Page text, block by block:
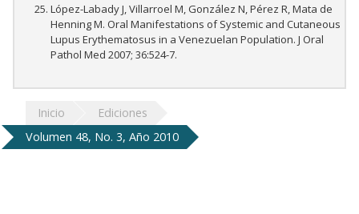
López-Labady J, Villarroel M, González N, Pérez R, Mata de
Henning M. Oral Manifestations of Systemic and Cutaneous
Lupus Erythematosus in a Venezuelan Population. J Oral
Pathol Med 2007; 36:524-7.
Inicio
Ediciones
Volumen 48, No. 3, Año 2010